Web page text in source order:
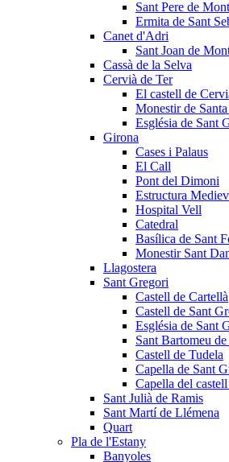
Sant Pere de
Ermita de Sant
Canet d'Adri
Sant Joan de
Cassà de la Selva
Cervià de Ter
El castell de
Monestir de
Església de Sant
Girona
Cases i Palaus
El Call
Pont del Dimoni
Estructura
Hospital Vell
Catedral
Basílica de Sant
Monestir Sant
Llagostera
Sant Gregori
Castell de Cartellà
Castell de Sant
Església de Sant
Sant Bartomeu de
Castell de Tudela
Capella de Sant
Capella del
Sant Julià de Ramis
Sant Martí de Llémena
Quart
Pla de l'Estany
Banyoles